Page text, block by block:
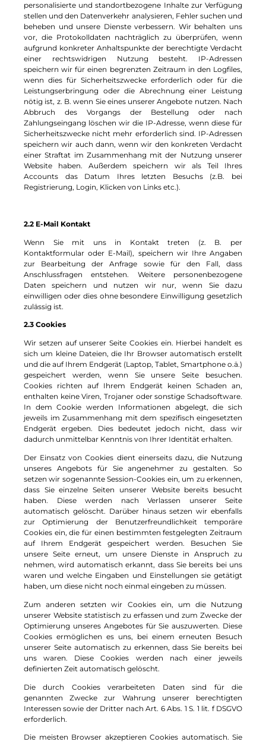
personalisierte und standortbezogene Inhalte zur Verfügung
stellen und den Datenverkehr analysieren, Fehler suchen und
beheben und unsere Dienste verbessern. Wir behalten uns
vor, die Protokolldaten nachträglich zu überprüfen, wenn
aufgrund konkreter Anhaltspunkte der berechtigte Verdacht
einer rechtswidrigen Nutzung besteht. IP-Adressen
speichern wir für einen begrenzten Zeitraum in den Logfiles,
wenn dies für Sicherheitszwecke erforderlich oder für die
Leistungserbringung oder die Abrechnung einer Leistung
nötig ist, z. B. wenn Sie eines unserer Angebote nutzen. Nach
Abbruch des Vorgangs der Bestellung oder nach
Zahlungseingang löschen wir die IP-Adresse, wenn diese für
Sicherheitszwecke nicht mehr erforderlich sind. IP-Adressen
speichern wir auch dann, wenn wir den konkreten Verdacht
einer Straftat im Zusammenhang mit der Nutzung unserer
Website haben. Außerdem speichern wir als Teil Ihres
Accounts das Datum Ihres letzten Besuchs (z.B. bei
Registrierung, Login, Klicken von Links etc.).
2.2 E-Mail Kontakt
Wenn Sie mit uns in Kontakt treten (z. B. per
Kontaktformular oder E-Mail), speichern wir Ihre Angaben
zur Bearbeitung der Anfrage sowie für den Fall, dass
Anschlussfragen entstehen. Weitere personenbezogene
Daten speichern und nutzen wir nur, wenn Sie dazu
einwilligen oder dies ohne besondere Einwilligung gesetzlich
zulässig ist.
2.3 Cookies
Wir setzen auf unserer Seite Cookies ein. Hierbei handelt es
sich um kleine Dateien, die Ihr Browser automatisch erstellt
und die auf Ihrem Endgerät (Laptop, Tablet, Smartphone o.ä.)
gespeichert werden, wenn Sie unsere Seite besuchen.
Cookies richten auf Ihrem Endgerät keinen Schaden an,
enthalten keine Viren, Trojaner oder sonstige Schadsoftware.
In dem Cookie werden Informationen abgelegt, die sich
jeweils im Zusammenhang mit dem spezifisch eingesetzten
Endgerät ergeben. Dies bedeutet jedoch nicht, dass wir
dadurch unmittelbar Kenntnis von Ihrer Identität erhalten.
Der Einsatz von Cookies dient einerseits dazu, die Nutzung
unseres Angebots für Sie angenehmer zu gestalten. So
setzen wir sogenannte Session-Cookies ein, um zu erkennen,
dass Sie einzelne Seiten unserer Website bereits besucht
haben. Diese werden nach Verlassen unserer Seite
automatisch gelöscht. Darüber hinaus setzen wir ebenfalls
zur Optimierung der Benutzerfreundlichkeit temporäre
Cookies ein, die für einen bestimmten festgelegten Zeitraum
auf Ihrem Endgerät gespeichert werden. Besuchen Sie
unsere Seite erneut, um unsere Dienste in Anspruch zu
nehmen, wird automatisch erkannt, dass Sie bereits bei uns
waren und welche Eingaben und Einstellungen sie getätigt
haben, um diese nicht noch einmal eingeben zu müssen.
Zum anderen setzten wir Cookies ein, um die Nutzung
unserer Website statistisch zu erfassen und zum Zwecke der
Optimierung unseres Angebotes für Sie auszuwerten. Diese
Cookies ermöglichen es uns, bei einem erneuten Besuch
unserer Seite automatisch zu erkennen, dass Sie bereits bei
uns waren. Diese Cookies werden nach einer jeweils
definierten Zeit automatisch gelöscht.
Die durch Cookies verarbeiteten Daten sind für die
genannten Zwecke zur Wahrung unserer berechtigten
Interessen sowie der Dritter nach Art. 6 Abs. 1 S. 1 lit. f DSGVO
erforderlich.
Die meisten Browser akzeptieren Cookies automatisch. Sie